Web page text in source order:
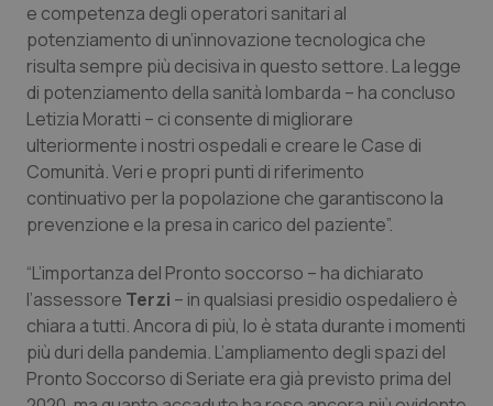
Oncologia & Nutrizione
Psoriasi & pelle
Quotidiano Cardiologia
Quotidiano Chirurgia
Quotidiano Oncologia
Quotidiano Pediatria
Rene & patologie urogenitali
e competenza degli operatori sanitari al
potenziamento di un’innovazione tecnologica che
risulta sempre più decisiva in questo settore. La legge
di potenziamento della sanità lombarda – ha concluso
Letizia Moratti – ci consente di migliorare
ulteriormente i nostri ospedali e creare le Case di
Comunità. Veri e propri punti di riferimento
continuativo per la popolazione che garantiscono la
prevenzione e la presa in carico del paziente”.
“L’importanza del Pronto soccorso – ha dichiarato
l’assessore Terzi – in qualsiasi presidio ospedaliero è
chiara a tutti. Ancora di più, lo è stata durante i momenti
più duri della pandemia. L’ampliamento degli spazi del
Pronto Soccorso di Seriate era già previsto prima del